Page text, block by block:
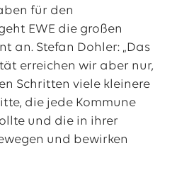
für den
EWE die großen
an. Stefan Dohler: „Das
erreichen wir aber nur,
Schritten viele kleinere
die jede Kommune
und die in ihrer
und bewirken